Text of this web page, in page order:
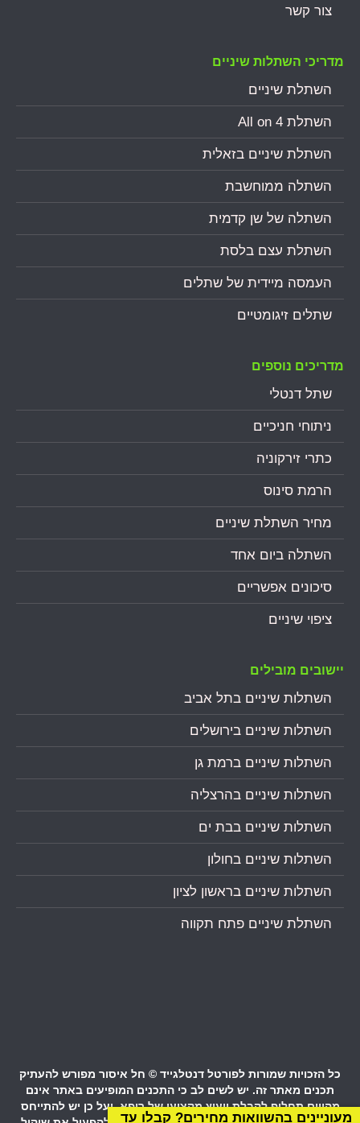
צור קשר
מדריכי השתלות שיניים
השתלת שיניים
השתלת All on 4
השתלת שיניים בזאלית
השתלה ממוחשבת
השתלה של שן קדמית
השתלת עצם בלסת
העמסה מיידית של שתלים
שתלים זיגומטיים
מדריכים נוספים
שתל דנטלי
ניתוחי חניכיים
כתרי זירקוניה
הרמת סינוס
מחיר השתלת שיניים
השתלה ביום אחד
סיכונים אפשריים
ציפוי שיניים
יישובים מובילים
השתלות שיניים בתל אביב
השתלות שיניים בירושלים
השתלות שיניים ברמת גן
השתלות שיניים בהרצליה
השתלות שיניים בבת ים
השתלות שיניים בחולון
השתלות שיניים בראשון לציון
השתלת שיניים פתח תקווה
כל הזכויות שמורות לפורטל דנטלגייד © חל איסור מפורש להעתיק
תכנים מאתר זה. יש לשים לב כי התכנים המופיעים באתר אינם
מהווים תחליף לקבלת ייעוץ מקצועי של רופא, ועל כן יש להתייחס
מעוניינים בהשוואות מחירים? קבלו עד